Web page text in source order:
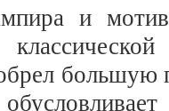
и мотив
большую